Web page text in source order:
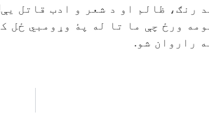
رنګ، ظالم او د شعر و ادب قاتل
ورځ چې ما تا له پۀ وړومبي ځل
راروان شو.